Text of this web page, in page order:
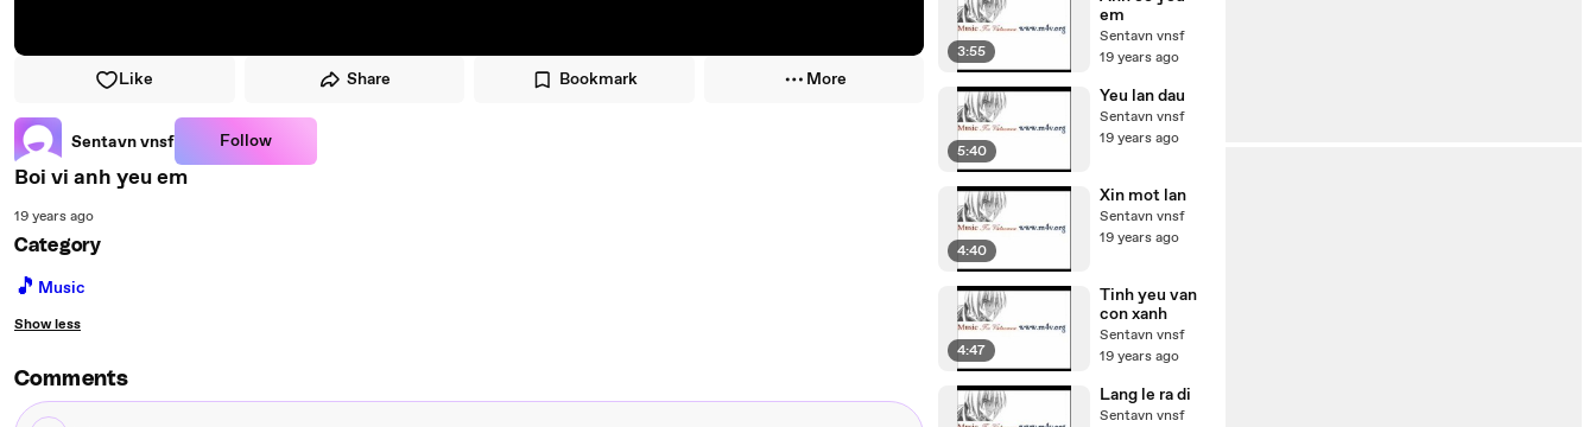
Like Share Bookmark More
Sentavn vnsf Follow
Boi vi anh yeu em
19 years ago
Category
🎵 Music
Show less
Comments
3:55
em
Sentavn vnsf
19 years ago
5:40
Yeu lan dau
Sentavn vnsf
19 years ago
4:40
Xin mot lan
Sentavn vnsf
19 years ago
4:47
Tinh yeu van
con xanh
Sentavn vnsf
19 years ago
Lang le ra di
Sentavn vnsf